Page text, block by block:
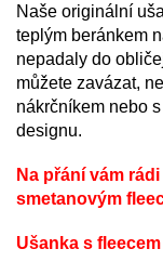
Naše originální
teplým beránkem
nepadaly do
můžete zavázat,
nákrčníkem nebo
designu.
Na přání vám
smetanovým
Ušanka s fleecem